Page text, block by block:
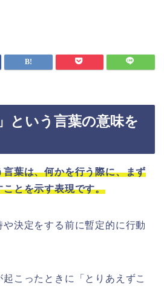
という言葉の意味を
葉は、何かを行う際に、まず
とを示す表現です。
決定をする前に暫定的に行動
こったときに「とりあえずこ